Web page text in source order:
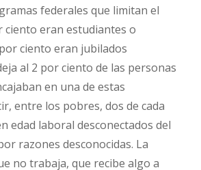
federales que limitan el
ciento eran estudiantes o
ciento eran jubilados
al 2 por ciento de las personas
en una de estas
entre los pobres, dos de cada
edad laboral desconectados del
razones desconocidas. La
no trabaja, que recibe algo a